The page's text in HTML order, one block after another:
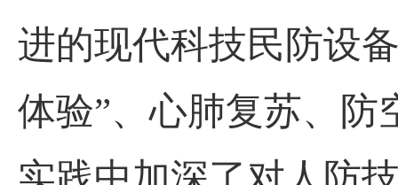
进的现代科技民防设
体验”、心肺复苏、防